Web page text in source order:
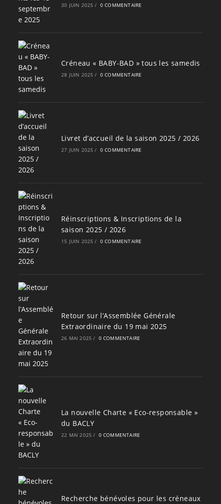
30 JUIN 2025 / 0 COMMENTAIRE
Créneau « BABY-BAD » tous les samedis
28 JUIN 2025 / 0 COMMENTAIRE
Livret d’accueil de la saison 2025 / 2026
27 JUIN 2025 / 0 COMMENTAIRE
Réinscriptions & Inscriptions de la
saison 2025 / 2026
15 JUIN 2025 / 0 COMMENTAIRE
Retour sur l’Assemblée Générale
Extraordinaire du 19 mai 2025
26 MAI 2025 / 0 COMMENTAIRE
La nouvelle Charte « Eco-responsable »
du BACLY
22 MAI 2025 / 0 COMMENTAIRE
Recherche bénévoles pour les créneaux